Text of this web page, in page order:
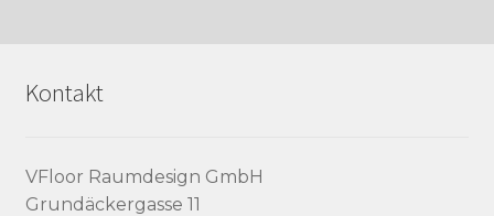
Kontakt
VFloor Raumdesign GmbH
Grundäckergasse 11